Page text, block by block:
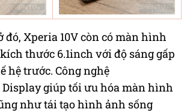
đó, Xperia 10V còn có màn hình
thước 6.1inch với độ sáng gấp
hệ trước. Công nghệ
giúp tối ưu hóa màn hình
như tái tạo hình ảnh sống